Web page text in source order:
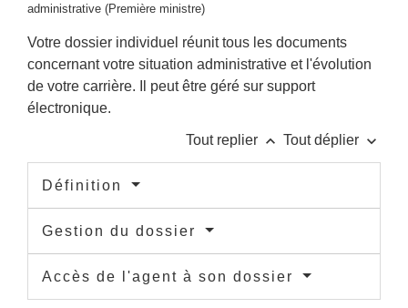
administrative (Première ministre)
Votre dossier individuel réunit tous les documents
concernant votre situation administrative et l'évolution
de votre carrière. Il peut être géré sur support
électronique.
Tout replier keyboard_arrow_up Tout déplier keyboard_arrow_down
Définition
Gestion du dossier
Accès de l'agent à son dossier